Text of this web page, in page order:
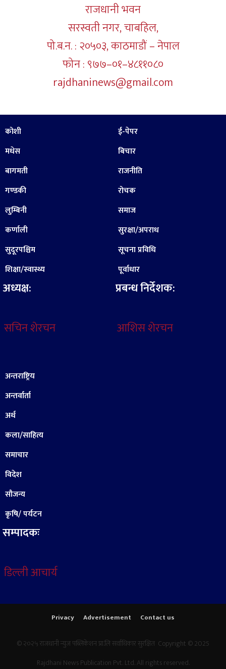
राजधानी भवन
सरस्वती नगर, चाबहिल,
पो.ब.न. : २०५०३, काठमाडौं – नेपाल
फोन : ९७७–०१–४८११०८०
rajdhaninews@gmail.com
कोशी
मधेस
बागमती
गण्डकी
लुम्बिनी
कर्णाली
सुदूरपश्चिम
शिक्षा/स्वास्थ्य
अध्यक्ष:
सचिन शेरचन
ई-पेपर
बिचार
राजनीति
रोचक
समाज
सुरक्षा/अपराध
सूचना प्रविधि
पूर्वाधार
प्रबन्ध निर्देशक:
आशिस शेरचन
अन्तराष्ट्रिय
अन्तर्वार्ता
अर्थ
कला/साहित्य
समाचार
विदेश
सौजन्य
कृषि/ पर्यटन
सम्पादकः
डिल्ली आचार्य
Privacy Advertisement Contact us
© २०२५ राजधानी न्युज पब्लिकेशन प्रा.लि सर्वाधिकार सुरक्षित Copyright © 2025
Rajdhani News Publication Pvt. Ltd. All rights reserved.